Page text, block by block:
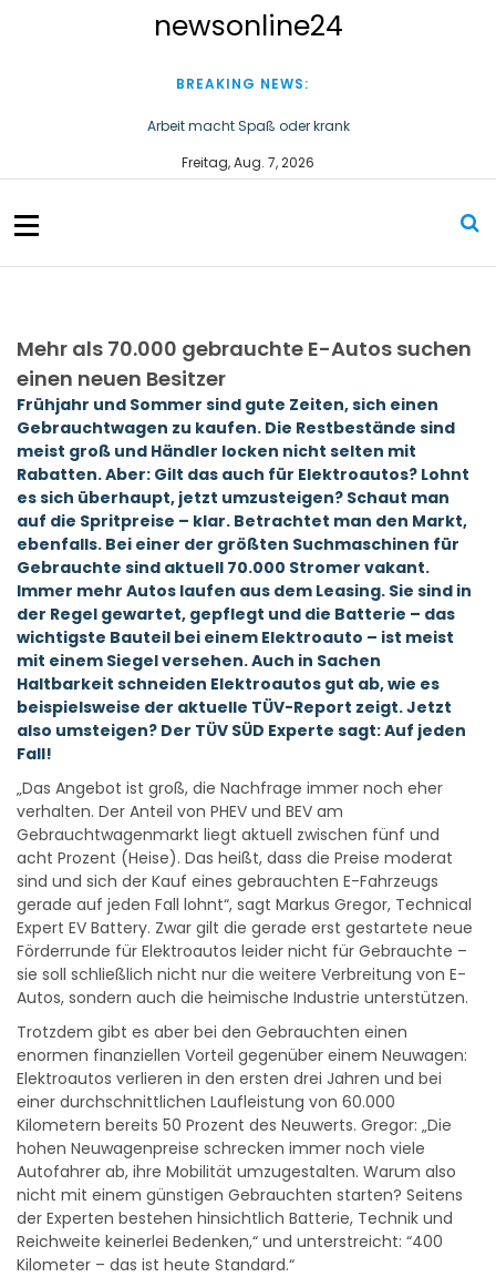
o
n
newsonline24
BREAKING NEWS:
Arbeit macht Spaß oder krank
Wirtschaftsstaatssekretär Thomas Dörflinger besucht
Handwerksbetrieb im Kammerbezirk Freiburg
Freitag, Aug. 7, 2026
Mehr als 70.000 gebrauchte E-Autos suchen
einen neuen Besitzer
Frühjahr und Sommer sind gute Zeiten, sich einen
Gebrauchtwagen zu kaufen. Die Restbestände sind
meist groß und Händler locken nicht selten mit
Rabatten. Aber: Gilt das auch für Elektroautos? Lohnt
es sich überhaupt, jetzt umzusteigen? Schaut man
auf die Spritpreise – klar. Betrachtet man den Markt,
ebenfalls. Bei einer der größten Suchmaschinen für
Gebrauchte sind aktuell 70.000 Stromer vakant.
Immer mehr Autos laufen aus dem Leasing. Sie sind in
der Regel gewartet, gepflegt und die Batterie – das
wichtigste Bauteil bei einem Elektroauto – ist meist
mit einem Siegel versehen. Auch in Sachen
Haltbarkeit schneiden Elektroautos gut ab, wie es
beispielsweise der aktuelle TÜV-Report zeigt. Jetzt
also umsteigen? Der TÜV SÜD Experte sagt: Auf jeden
Fall!
„Das Angebot ist groß, die Nachfrage immer noch eher
verhalten. Der Anteil von PHEV und BEV am
Gebrauchtwagenmarkt liegt aktuell zwischen fünf und
acht Prozent (Heise). Das heißt, dass die Preise moderat
sind und sich der Kauf eines gebrauchten E-Fahrzeugs
gerade auf jeden Fall lohnt“, sagt Markus Gregor, Technical
Expert EV Battery. Zwar gilt die gerade erst gestartete neue
Förderrunde für Elektroautos leider nicht für Gebrauchte –
sie soll schließlich nicht nur die weitere Verbreitung von E-
Autos, sondern auch die heimische Industrie unterstützen.
Trotzdem gibt es aber bei den Gebrauchten einen
enormen finanziellen Vorteil gegenüber einem Neuwagen:
Elektroautos verlieren in den ersten drei Jahren und bei
einer durchschnittlichen Laufleistung von 60.000
Kilometern bereits 50 Prozent des Neuwerts. Gregor: „Die
hohen Neuwagenpreise schrecken immer noch viele
Autofahrer ab, ihre Mobilität umzugestalten. Warum also
nicht mit einem günstigen Gebrauchten starten? Seitens
der Experten bestehen hinsichtlich Batterie, Technik und
Reichweite keinerlei Bedenken,“ und unterstreicht: “400
Kilometer – das ist heute Standard.“